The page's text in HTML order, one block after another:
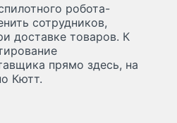
робота-
сотрудников,
доставке товаров. К
прямо здесь, на
Кютт.